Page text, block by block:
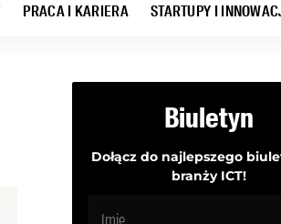
PRACA I KARIERA STARTUPY I
Biuletyn
Dołącz do najlepszego
branży ICT!